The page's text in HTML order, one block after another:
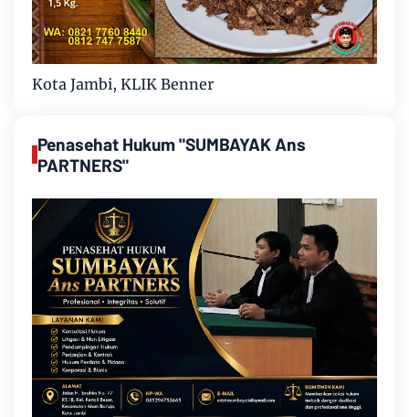
Kota Jambi, KLIK Benner
Penasehat Hukum "SUMBAYAK Ans
PARTNERS"